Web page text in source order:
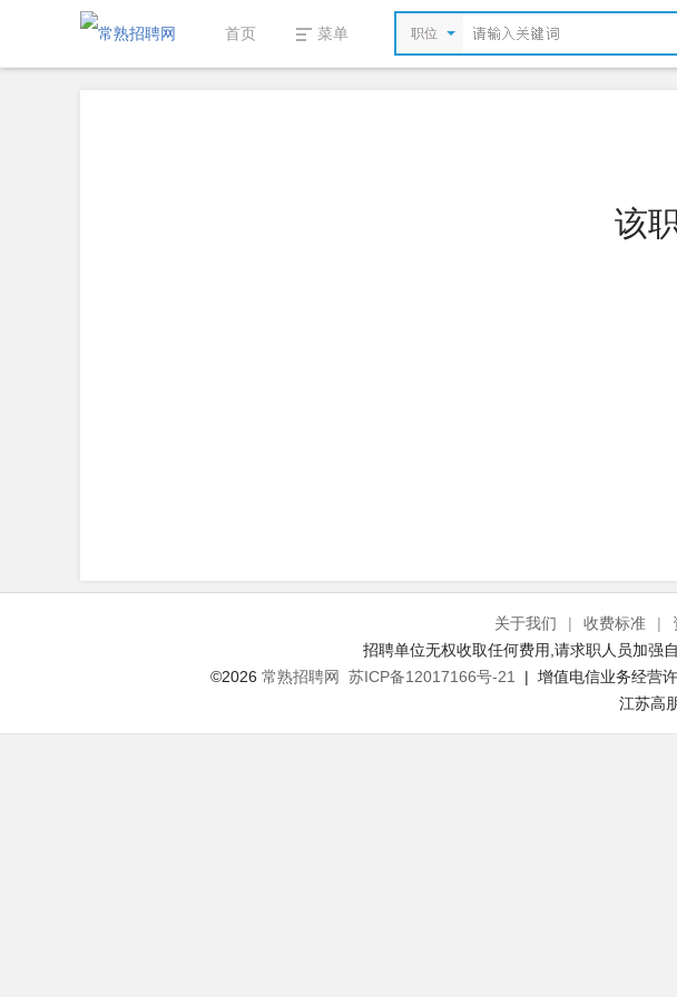
首页 菜单 职位
该
关于我们 | 收费标准 |
招聘单位无权收取任何费用,请求职人员加强
©2026 常熟招聘网 苏ICP备12017166号-21
| 增值电信业务经营
江苏高